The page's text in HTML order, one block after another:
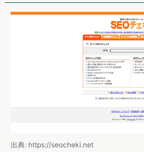
出典: https://seocheki.net